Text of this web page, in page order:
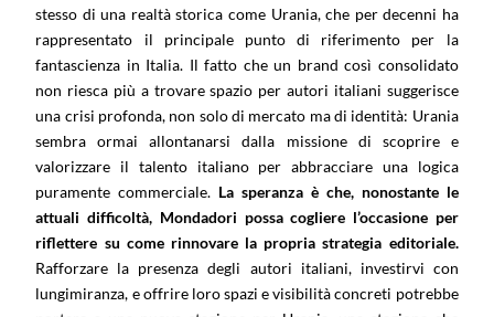
stesso di una realtà storica come Urania, che per decenni ha
rappresentato il principale punto di riferimento per la
fantascienza in Italia. Il fatto che un brand così consolidato
non riesca più a trovare spazio per autori italiani suggerisce
una crisi profonda, non solo di mercato ma di identità: Urania
sembra ormai allontanarsi dalla missione di scoprire e
valorizzare il talento italiano per abbracciare una logica
puramente commerciale. La speranza è che, nonostante le
attuali difficoltà, Mondadori possa cogliere l’occasione per
riflettere su come rinnovare la propria strategia editoriale.
Rafforzare la presenza degli autori italiani, investirvi con
lungimiranza, e offrire loro spazi e visibilità concreti potrebbe